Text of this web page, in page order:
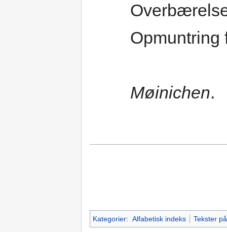
Opmuntring
Møinichen.
Kategorier: Alfabetisk indeks Tekster